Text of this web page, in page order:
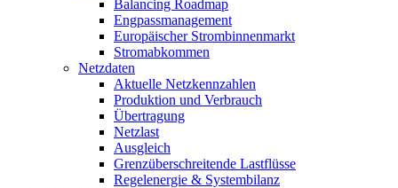
Balancing Roadmap
Engpassmanagement
Europäischer Strombinnenmarkt
Stromabkommen
Netzdaten
Aktuelle Netzkennzahlen
Produktion und Verbrauch
Übertragung
Netzlast
Ausgleich
Grenzüberschreitende Lastflüsse
Regelenergie & Systembilanz